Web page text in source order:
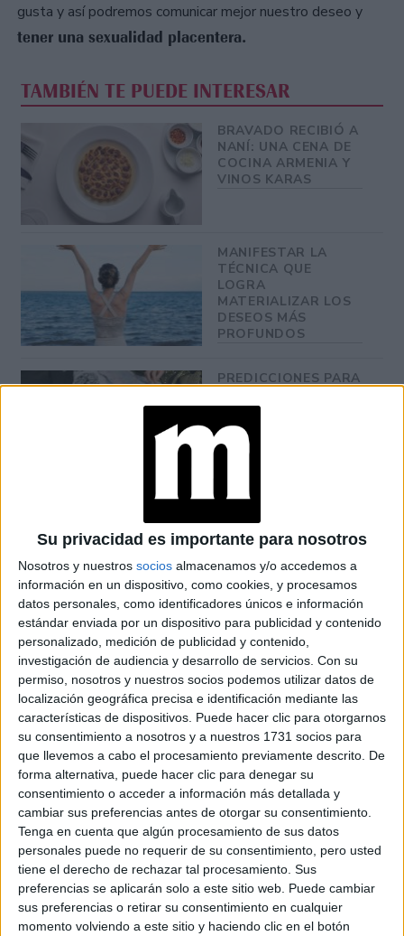
Su privacidad es importante para nosotros
Nosotros y nuestros socios almacenamos y/o accedemos a
información en un dispositivo, como cookies, y procesamos
datos personales, como identificadores únicos e información
estándar enviada por un dispositivo para publicidad y contenido
personalizado, medición de publicidad y contenido,
investigación de audiencia y desarrollo de servicios. Con su
permiso, nosotros y nuestros socios podemos utilizar datos de
localización geográfica precisa e identificación mediante las
características de dispositivos. Puede hacer clic para otorgarnos
su consentimiento a nosotros y a nuestros 1731 socios para
que llevemos a cabo el procesamiento previamente descrito. De
forma alternativa, puede hacer clic para denegar su
consentimiento o acceder a información más detallada y
cambiar sus preferencias antes de otorgar su consentimiento.
Tenga en cuenta que algún procesamiento de sus datos
personales puede no requerir de su consentimiento, pero usted
tiene el derecho de rechazar tal procesamiento. Sus
preferencias se aplicarán solo a este sitio web. Puede cambiar
sus preferencias o retirar su consentimiento en cualquier
momento volviendo a este sitio y haciendo clic en el botón
gusta y así podremos comunicar mejor nuestro deseo y
tener una sexualidad placentera.
TAMBIÉN TE PUEDE INTERESAR
BRAVADO RECIBIÓ A
NANÍ: UNA CENA DE
COCINA ARMENIA Y
VINOS KARAS
MANIFESTAR LA
TÉCNICA QUE
LOGRA
MATERIALIZAR LOS
DESEOS MÁS
PROFUNDOS
PREDICCIONES PARA
ASTRÓLOGA MHONI
VIDENTE: PLANO
ESPIRITUAL,
LABORAL Y
EL SENCILLO RITUAL
DE ABUNDANCIA
QUE MHONI
VIDENTE
RECOMIENDA
Por Vilma Rosciszewski(@ginecoyvos), ginecóloga que
participa de la campaña #HablemosLibres del jabón íntimo
femenino Gynoderm.
at Redacción Marie Claire
GALERÍA DE IMÁGENES